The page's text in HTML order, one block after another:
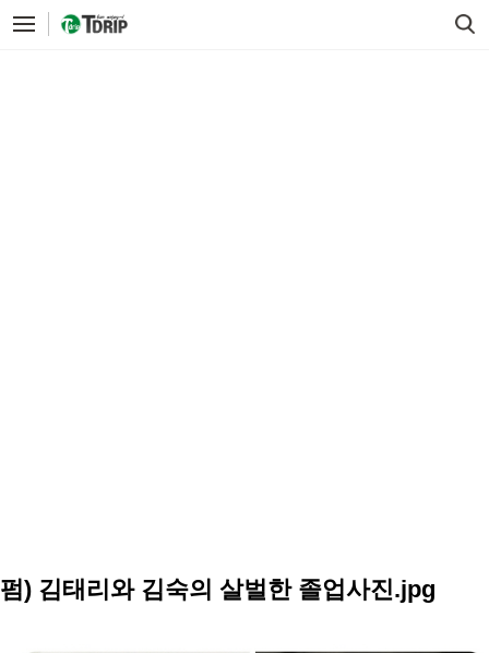
펌) 김태리와 김숙의 살벌한 졸업사진.jpg